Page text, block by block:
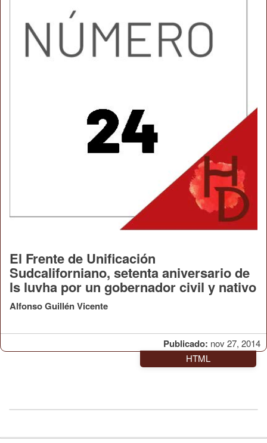
Publicado: nov 27, 2014
El Frente de Unificación
Sudcaliforniano, setenta aniversario de
ls luvha por un gobernador civil y nativo
Alfonso Guillén Vicente
HTML